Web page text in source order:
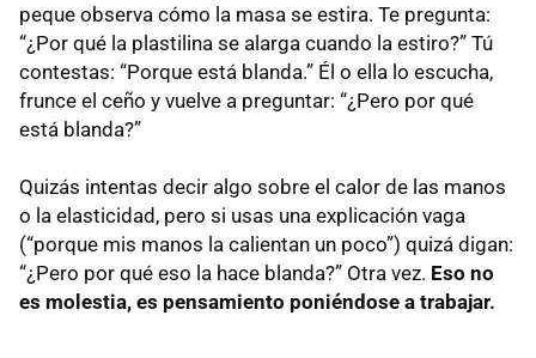
peque observa cómo la masa se estira. Te pregunta:
“¿Por qué la plastilina se alarga cuando la estiro?” Tú
contestas: “Porque está blanda.” Él o ella lo escucha,
frunce el ceño y vuelve a preguntar: “¿Pero por qué
está blanda?”
Quizás intentas decir algo sobre el calor de las manos
o la elasticidad, pero si usas una explicación vaga
(“porque mis manos la calientan un poco”) quizá digan:
“¿Pero por qué eso la hace blanda?” Otra vez. Eso no
es molestia, es pensamiento poniéndose a trabajar.